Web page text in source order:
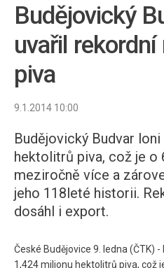
Budějovický
uvařil
piva
9.1.2014 10:00
Budějovický Budvar
hektolitrů piva, což je o
meziročně více a
jeho 118leté historii.
dosáhl i export.
České Budějovice 9. ledna (ČTK)
1,424 milionu hektolitrů piva, což